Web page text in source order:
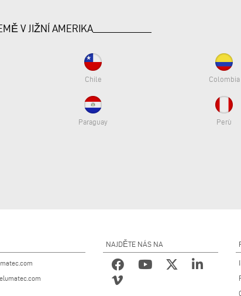
V JIŽNÍ AMERIKA
Chile Colombia
Paraguay Perù
NAJDĚTE NÁS NA